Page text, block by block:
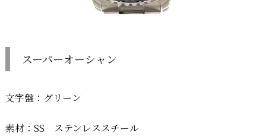
スーパーオーシャン
文字盤：グリーン
素材：SS ステンレススチール